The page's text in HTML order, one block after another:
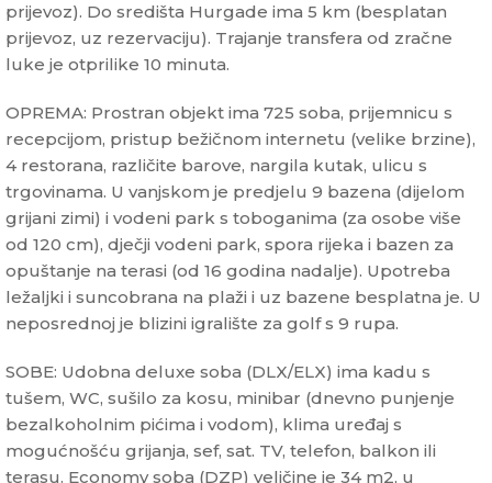
prijevoz). Do središta Hurgade ima 5 km (besplatan
prijevoz, uz rezervaciju). Trajanje transfera od zračne
luke je otprilike 10 minuta.
OPREMA: Prostran objekt ima 725 soba, prijemnicu s
recepcijom, pristup bežičnom internetu (velike brzine),
4 restorana, različite barove, nargila kutak, ulicu s
trgovinama. U vanjskom je predjelu 9 bazena (dijelom
grijani zimi) i vodeni park s toboganima (za osobe više
od 120 cm), dječji vodeni park, spora rijeka i bazen za
opuštanje na terasi (od 16 godina nadalje). Upotreba
ležaljki i suncobrana na plaži i uz bazene besplatna je. U
neposrednoj je blizini igralište za golf s 9 rupa.
SOBE: Udobna deluxe soba (DLX/ELX) ima kadu s
tušem, WC, sušilo za kosu, minibar (dnevno punjenje
bezalkoholnim pićima i vodom), klima uređaj s
mogućnošću grijanja, sef, sat. TV, telefon, balkon ili
terasu. Economy soba (DZP) veličine je 34 m2, u